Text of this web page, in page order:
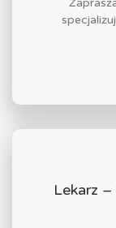
Lekarz